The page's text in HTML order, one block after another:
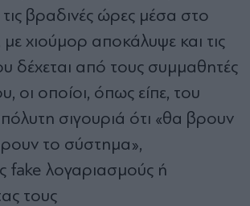
βραδινές ώρες μέσα στο
με χιούμορ αποκάλυψε και τις
δέχεται από τους συμμαθητές
οι οποίοι, όπως είπε, του
σιγουριά ότι «θα βρουν
το σύστημα»,
fake λογαριασμούς ή
τους